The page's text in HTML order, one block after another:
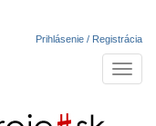
Prihlásenie / Registrácia